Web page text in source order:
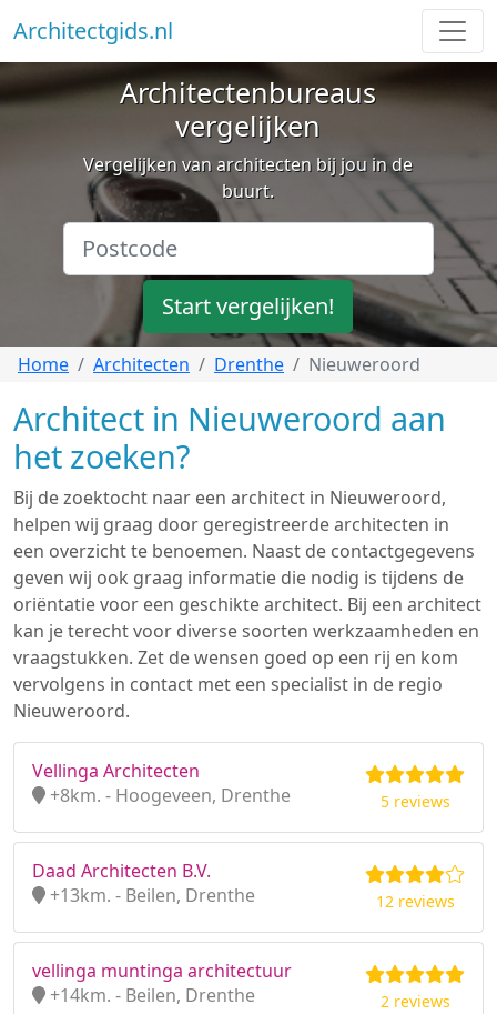
Architectgids.nl
Architectenbureaus
vergelijken
Vergelijken van architecten bij jou in de
buurt.
Start vergelijken!
Home Architecten Drenthe Nieuweroord
Architect in Nieuweroord aan
het zoeken?
Bij de zoektocht naar een architect in Nieuweroord,
helpen wij graag door geregistreerde architecten in
een overzicht te benoemen. Naast de contactgegevens
geven wij ook graag informatie die nodig is tijdens de
oriëntatie voor een geschikte architect. Bij een architect
kan je terecht voor diverse soorten werkzaamheden en
vraagstukken. Zet de wensen goed op een rij en kom
vervolgens in contact met een specialist in de regio
Nieuweroord.
Vellinga Architecten
+8km. - Hoogeveen, Drenthe
5 reviews
Daad Architecten B.V.
+13km. - Beilen, Drenthe
12 reviews
vellinga muntinga architectuur
+14km. - Beilen, Drenthe
2 reviews